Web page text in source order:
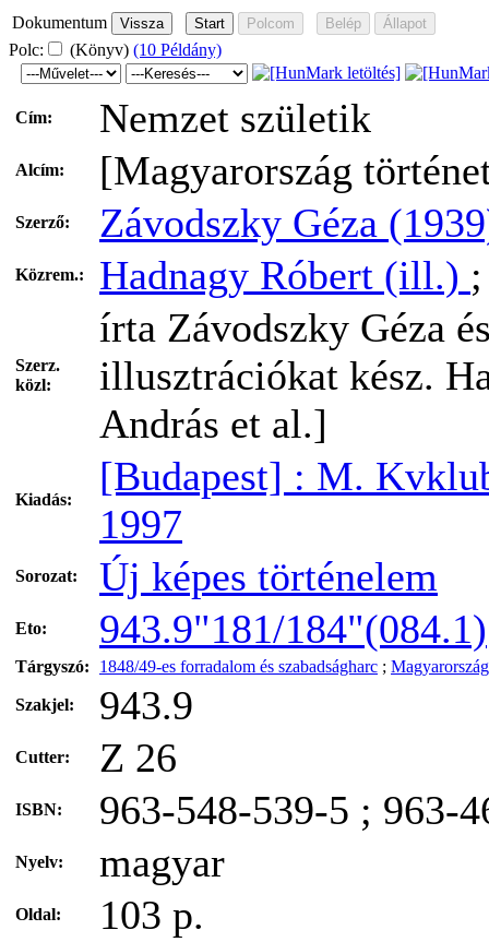
Dokumentum
Polc:
(Könyv) (10 Példány)
Cím: Nemzet születik
Alcím: [Magyarország
Szerző: Závodszky Géza
Közrem.: Hadnagy Róbert (ill.)
Szerz.
közl:
írta Závodszky Géza
illusztrációkat kész.
András et al.]
Kiadás:
[Budapest] : M.
1997
Sorozat: Új képes történelem
Eto: 943.9"181/184"(084.1)
Tárgyszó: 1848/49-es forradalom és szabadságharc ; Magyarország
Szakjel: 943.9
Cutter: Z 26
ISBN: 963-548-539-5 ; 963-
Nyelv: magyar
Oldal: 103 p.